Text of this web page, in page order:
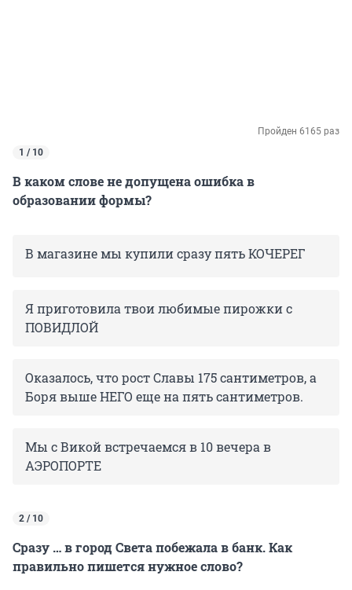
Пройден 6165 раз
1 / 10
В каком слове не допущена ошибка в
образовании формы?
В магазине мы купили сразу пять КОЧЕРЕГ
Я приготовила твои любимые пирожки с
ПОВИДЛОЙ
Оказалось, что рост Славы 175 сантиметров, а
Боря выше НЕГО еще на пять сантиметров.
Мы с Викой встречаемся в 10 вечера в
АЭРОПОРТЕ
2 / 10
Сразу … в город Света побежала в банк. Как
правильно пишется нужное слово?